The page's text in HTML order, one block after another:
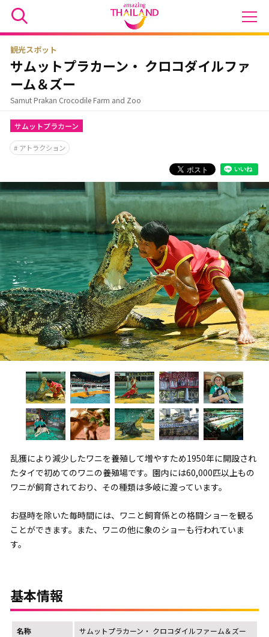
観光スポット
サムットプラカーン・ クロコダイルファ
ーム＆ズー
Samut Prakan Crocodile Farm and Zoo
サムットプラカーン
アトラクション
乱獲により減少したワニを養殖して増やすため1950年に開設され
たタイで初めてのワニの養殖場です。園内には60,000匹以上もの
ワニが飼育されており、その種類は多岐に渡っています。
お昼時を除いた毎時間には、ワニと飼育係との格闘ショーを観る
ことができます。また、ワニの他に象のショーも行われていま
す。
基本情報
名称 サムットプラカーン・ クロコダイルファーム＆ズー